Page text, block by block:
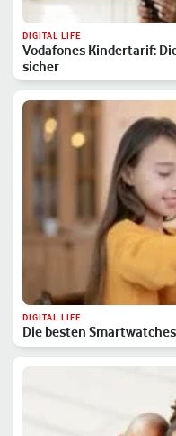
DIGITAL LIFE
Vodafones Kindertarif:
sicher
DIGITAL LIFE
Die besten